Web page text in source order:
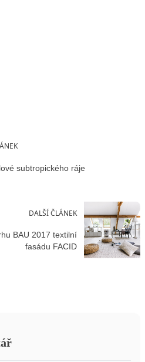
subtropického ráje
DALŠÍ ČLÁNEK
BAU 2017 textilní
fasádu FACID